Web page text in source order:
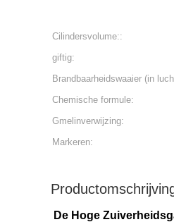
Cilindersvolume::
giftig:
Brandbaarheidswaaier (in
Chemische formule:
Gmelinverwijzing:
Markeren:
De Hoge